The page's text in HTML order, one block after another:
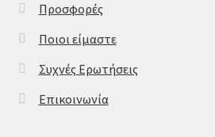
Προσφορές
Ποιοι είμαστε
Συχνές Ερωτήσεις
Επικοινωνία